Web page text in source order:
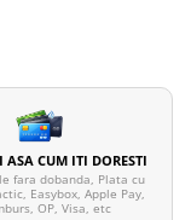
ASA CUM ITI DORESTI
fara dobanda, Plata cu
Easybox, Apple Pay,
OP, Visa, etc